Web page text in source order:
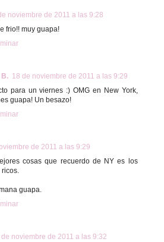
noviembre de 2011 a las 9:28
frio!! muy guapa!
B. 18 de noviembre de 2011 a las 9:29
para un viernes :) OMG en New York,
guapa! Un besazo!
de 2011 a las 9:29
cosas que recuerdo de NY es los
ricos.
guapa.
de noviembre de 2011 a las 9:32